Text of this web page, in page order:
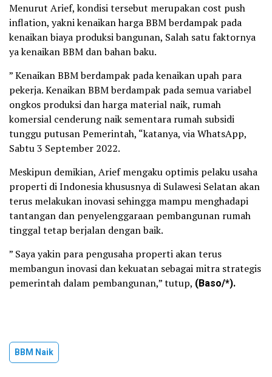
Menurut Arief, kondisi tersebut merupakan cost push
inflation, yakni kenaikan harga BBM berdampak pada
kenaikan biaya produksi bangunan, Salah satu faktornya
ya kenaikan BBM dan bahan baku.
” Kenaikan BBM berdampak pada kenaikan upah para
pekerja. Kenaikan BBM berdampak pada semua variabel
ongkos produksi dan harga material naik, rumah
komersial cenderung naik sementara rumah subsidi
tunggu putusan Pemerintah, “katanya, via WhatsApp,
Sabtu 3 September 2022.
Meskipun demikian, Arief mengaku optimis pelaku usaha
properti di Indonesia khususnya di Sulawesi Selatan akan
terus melakukan inovasi sehingga mampu menghadapi
tantangan dan penyelenggaraan pembangunan rumah
tinggal tetap berjalan dengan baik.
” Saya yakin para pengusaha properti akan terus
membangun inovasi dan kekuatan sebagai mitra strategis
pemerintah dalam pembangunan,” tutup, (Baso/*).
BBM Naik